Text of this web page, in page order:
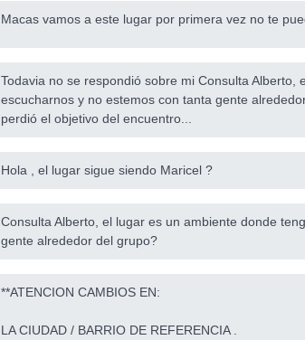
Macas vamos a este lugar por primera vez no te
Todavia no se respondió sobre mi Consulta
escucharnos y no estemos con tanta gente
perdió el objetivo del encuentro...
Hola , el lugar sigue siendo Maricel ?
Consulta Alberto, el lugar es un ambiente donde
gente alrededor del grupo?
**ATENCION CAMBIOS EN:
LA CIUDAD / BARRIO DE REFERENCIA .